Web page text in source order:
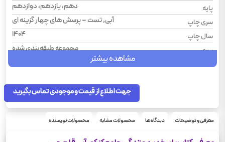
پایه
دهم، یازدهم، دوازدهم
سری چاپ
آبی, تست – پرسش های چهار گزینه ای
سال چاپ
1404
سری
مجموعه طبقه‌بندی شده
رحلی
نوع جلد
شومیز
وزن
مشاهده بیشتر
جهت اطلاع از قیمت و موجودی تماس بگیرید
معرفی و توضیحات دیدگاه‌ها محصولات مشابه محصولات نویسنده